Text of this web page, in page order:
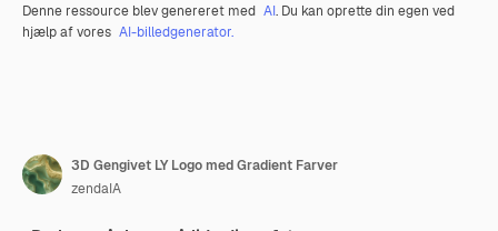
Denne ressource blev genereret med AI. Du kan oprette din egen ved
hjælp af vores AI-billedgenerator.
3D Gengivet LY Logo med Gradient Farver
zendaIA